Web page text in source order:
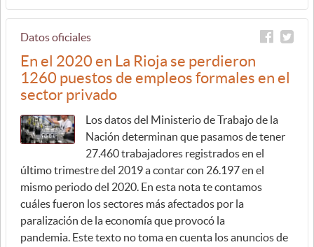
Datos oficiales
En el 2020 en La Rioja se perdieron
1260 puestos de empleos formales en el
sector privado
Los datos del Ministerio de Trabajo de la
Nación determinan que pasamos de tener
27.460 trabajadores registrados en el
último trimestre del 2019 a contar con 26.197 en el
mismo periodo del 2020. En esta nota te contamos
cuáles fueron los sectores más afectados por la
paralización de la economía que provocó la
pandemia. Este texto no toma en cuenta los anuncios de